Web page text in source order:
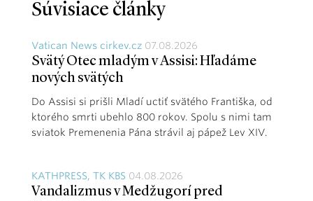
Súvisiace články
Vatican News cirkev.cz 07.08.2026
Svätý Otec mladým v Assisi: Hľadáme
nových svätých
Do Assisi si prišli Mladí uctiť svätého Františka, od
ktorého smrti ubehlo 800 rokov. Spolu s nimi tam
sviatok Premenenia Pána strávil aj pápež Lev XIV.
KATHPRESS, TK KBS 04.08.2026
Vandalizmus v Medžugorí pred